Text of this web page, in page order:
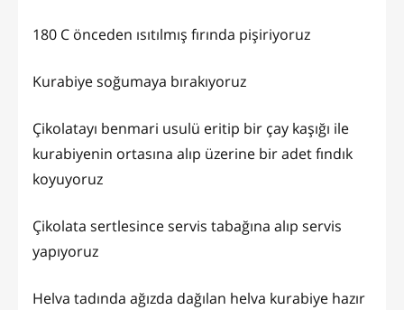
180 C önceden ısıtılmış fırında pişiriyoruz
Kurabiye soğumaya bırakıyoruz
Çikolatayı benmari usulü eritip bir çay kaşığı ile
kurabiyenin ortasına alıp üzerine bir adet fındık
koyuyoruz
Çikolata sertlesince servis tabağına alıp servis
yapıyoruz
Helva tadında ağızda dağılan helva kurabiye hazır